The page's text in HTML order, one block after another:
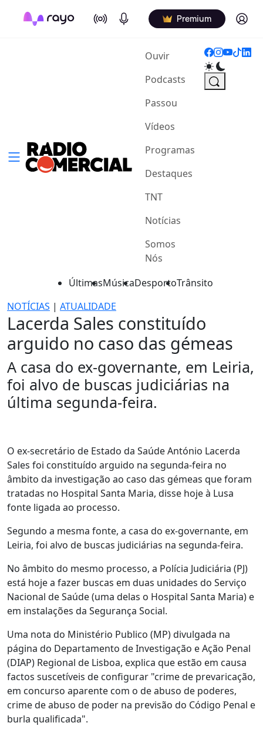
On Air Podcasts Premium Log in
Ouvir(current)
Podcasts
Passou
Vídeos
Programas
Destaques
TNT
Notícias
Somos
Nós
ÚltimasMúsicaDesportoTrânsito
NOTÍCIAS | ATUALIDADE
Lacerda Sales constituído
arguido no caso das gémeas
A casa do ex-governante, em Leiria,
foi alvo de buscas judiciárias na
última segunda-feira.
O ex-secretário de Estado da Saúde António Lacerda
Sales foi constituído arguido na segunda-feira no
âmbito da investigação ao caso das gémeas que foram
tratadas no Hospital Santa Maria, disse hoje à Lusa
fonte ligada ao processo.
Segundo a mesma fonte, a casa do ex-governante, em
Leiria, foi alvo de buscas judiciárias na segunda-feira.
No âmbito do mesmo processo, a Polícia Judiciária (PJ)
está hoje a fazer buscas em duas unidades do Serviço
Nacional de Saúde (uma delas o Hospital Santa Maria) e
em instalações da Segurança Social.
Uma nota do Ministério Publico (MP) divulgada na
página do Departamento de Investigação e Ação Penal
(DIAP) Regional de Lisboa, explica que estão em causa
factos suscetíveis de configurar "crime de prevaricação,
em concurso aparente com o de abuso de poderes,
crime de abuso de poder na previsão do Código Penal e
burla qualificada".